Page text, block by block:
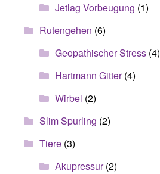
Jetlag Vorbeugung (1)
Rutengehen (6)
Geopathischer Stress(4)
Hartmann Gitter(4)
Wirbel (2)
Slim Spurling (2)
Tiere(3)
Akupressur(2)